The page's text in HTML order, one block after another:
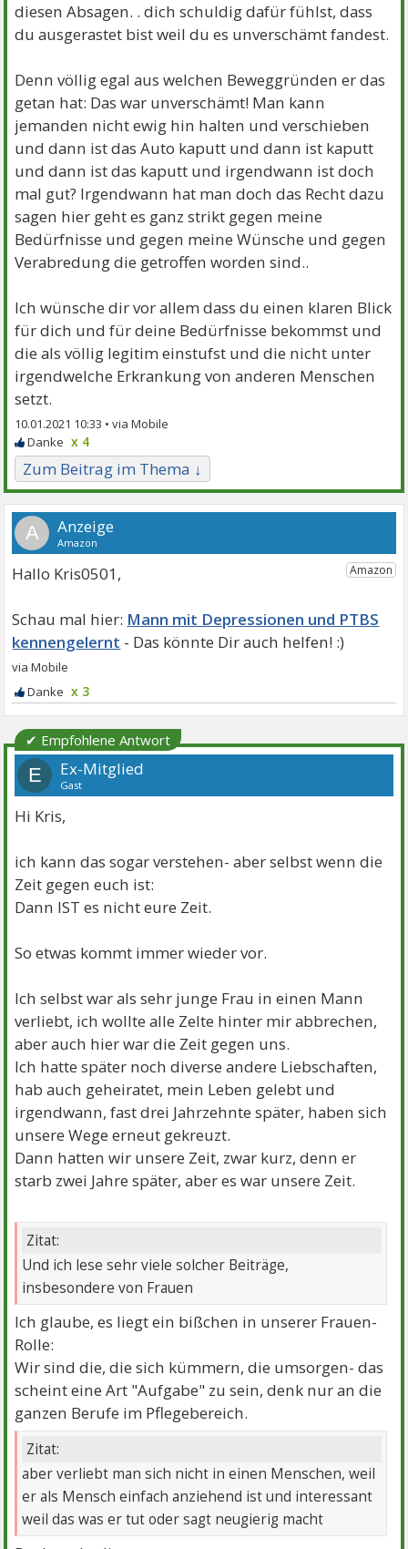
diesen Absagen. . dich schuldig dafür fühlst, dass
du ausgerastet bist weil du es unverschämt fandest.
Denn völlig egal aus welchen Beweggründen er das
getan hat: Das war unverschämt! Man kann
jemanden nicht ewig hin halten und verschieben
und dann ist das Auto kaputt und dann ist kaputt
und dann ist das kaputt und irgendwann ist doch
mal gut? Irgendwann hat man doch das Recht dazu
sagen hier geht es ganz strikt gegen meine
Bedürfnisse und gegen meine Wünsche und gegen
Verabredung die getroffen worden sind..
Ich wünsche dir vor allem dass du einen klaren Blick
für dich und für deine Bedürfnisse bekommst und
die als völlig legitim einstufst und die nicht unter
irgendwelche Erkrankung von anderen Menschen
setzt.
10.01.2021 10:33 •
x 4
Zum Beitrag im Thema ↓
A
Hallo Kris0501,
Mann mit Depressionen und PTBS
kennengelernt
x 3
✔ Empfohlene Antwort
E Ex-Mitglied
Gast
Hi Kris,
ich kann das sogar verstehen- aber selbst wenn die
Zeit gegen euch ist:
Dann IST es nicht eure Zeit.
So etwas kommt immer wieder vor.
Ich selbst war als sehr junge Frau in einen Mann
verliebt, ich wollte alle Zelte hinter mir abbrechen,
aber auch hier war die Zeit gegen uns.
Ich hatte später noch diverse andere Liebschaften,
hab auch geheiratet, mein Leben gelebt und
irgendwann, fast drei Jahrzehnte später, haben sich
unsere Wege erneut gekreuzt.
Dann hatten wir unsere Zeit, zwar kurz, denn er
starb zwei Jahre später, aber es war unsere Zeit.
Zitat:
Und ich lese sehr viele solcher Beiträge,
insbesondere von Frauen
Ich glaube, es liegt ein bißchen in unserer Frauen-
Rolle:
Wir sind die, die sich kümmern, die umsorgen- das
scheint eine Art "Aufgabe" zu sein, denk nur an die
ganzen Berufe im Pflegebereich.
Zitat:
aber verliebt man sich nicht in einen Menschen, weil
er als Mensch einfach anziehend ist und interessant
weil das was er tut oder sagt neugierig macht